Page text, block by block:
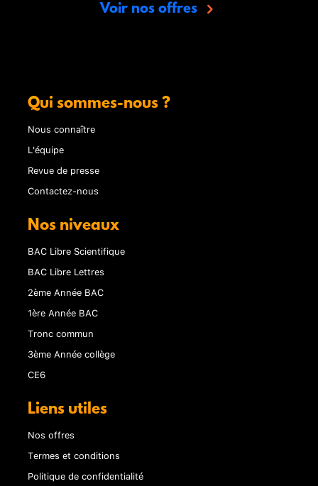
Voir nos offres
Qui sommes-nous ?
Nous connaître
L'équipe
Revue de presse
Contactez-nous
Nos niveaux
BAC Libre Scientifique
BAC Libre Lettres
2ème Année BAC
1ère Année BAC
Tronc commun
3ème Année collège
CE6
Liens utiles
Nos offres
Termes et conditions
Politique de confidentialité